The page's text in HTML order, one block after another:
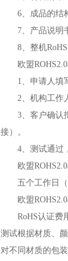
6、成品的结构
7、产品说明书
8、整机
欧盟
1、申请人填
2、机构工作
3、客户确认报
接）。
4、测试通过
欧盟
五个工作日（
欧盟
RoHS认证费
测试根据材质、
对不同材质的包